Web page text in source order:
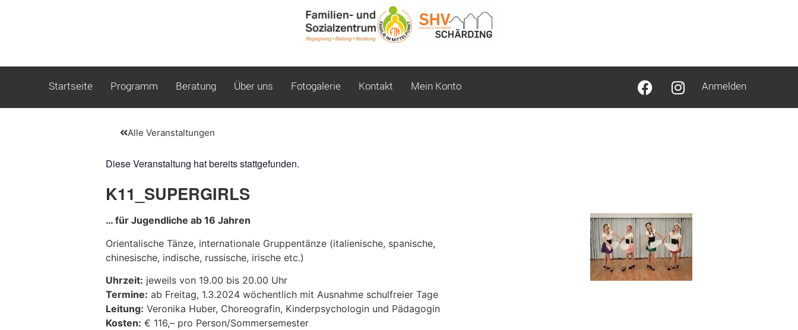
Startseite Programm Beratung Über uns Fotogalerie Kontakt Mein Konto Anmelden
Alle Veranstaltungen
Diese Veranstaltung hat bereits stattgefunden.
K11_SUPERGIRLS
… für Jugendliche ab 16 Jahren
Orientalische Tänze, internationale Gruppentänze (italienische, spanische,
chinesische, indische, russische, irische etc.)
Uhrzeit: jeweils von 19.00 bis 20.00 Uhr
Termine: ab Freitag, 1.3.2024 wöchentlich mit Ausnahme schulfreier Tage
Leitung: Veronika Huber, Choreografin, Kinderpsychologin und Pädagogin
Kosten: € 116,– pro Person/Sommersemester